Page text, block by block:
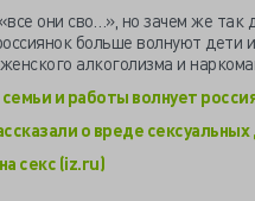
они сво…», но зачем же
больше волнуют дети
алкоголизма и
и работы волнует
о вреде
секс (iz.ru)